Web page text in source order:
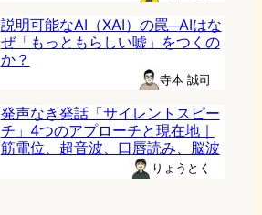
説明可能なAI（XAI）の罠─AIはな
ぜ「もっともらしい嘘」をつくの
か？
寺本 誠司
発声なき発話「サイレントスピー
チ」4つのアプローチと現在地｜
筋電位、超音波、口唇読み、脳波
りょうとく